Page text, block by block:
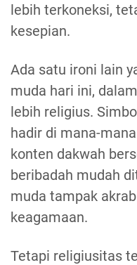
lebih terkoneksi,
kesepian.
Ada satu ironi lain
muda hari ini,
lebih religius.
hadir di mana-
konten dakwah
beribadah mudah
muda tampak
keagamaan.
Tetapi religiusitas